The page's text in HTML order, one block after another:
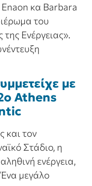
κα Barbara
του
Ενέργειας».
με
Athens
και τον
Στάδιο, η
ενέργεια,
μεγάλο